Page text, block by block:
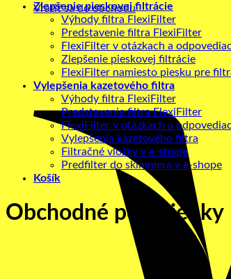
Vrátiť sa do obchodu
Zlepšenie pieskovej filtrácie
Výhody filtra FlexiFilter
Predstavenie filtra FlexiFilter
FlexiFilter v otázkach a
Zlepšenie pieskovej filtrácie
FlexiFilter namiesto piesku pre
Vylepšenia kazetového filtra
Výhody filtra FlexiFilter
Predstavenie filtra FlexiFilter
FlexiFilter v otázkach a
Vylepšenia kazetového filtra
Filtračné vložky v e-shope
Predfilter do skimmera v e-shope
Košík
Obchodné podmienky